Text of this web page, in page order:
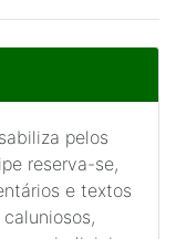
pelos
reserva-se,
e textos